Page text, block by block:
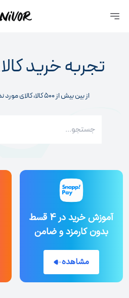
تجربه خرید
از بین بیش از ۵۰۰ کالا، کالای مورد نظر خود را انتخاب کنید.
آموزش خرید در 4 قسط
بدون کارمزد و ضامن
مشاهده